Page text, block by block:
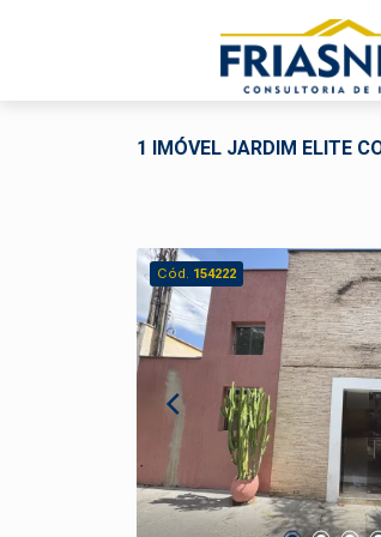
1 IMÓVEL JARDIM ELITE
Cód. 154222